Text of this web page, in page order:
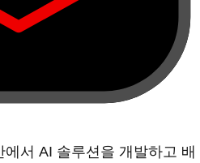
서 AI 솔루션을 개발하고 배